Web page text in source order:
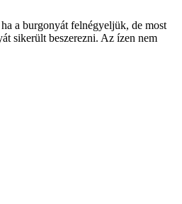
a burgonyát felnégyeljük, de most
sikerült beszerezni. Az ízen nem